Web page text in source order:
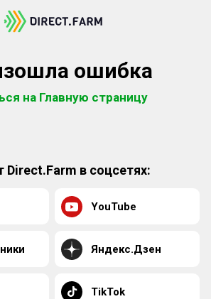
ошибка
на Главную страницу
Direct.Farm в соцсетях:
YouTube
Яндекс.Дзен
TikTok